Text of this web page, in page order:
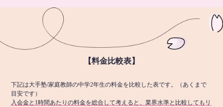
【料金比較表】
下記は大手塾/家庭教師の中学2年生の料金を比較した表です。（あくまで
目安です）
入会金と1時間あたりの料金を総合して考えると、業界水準と比較してもリ